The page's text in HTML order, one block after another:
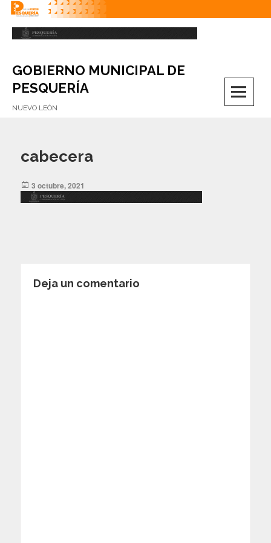
Skip
GOBIERNO MUNICIPAL DE
PESQUERÍA
NUEVO LEÓN
cabecera
Posted
on
3 octubre, 2021
Deja un comentario